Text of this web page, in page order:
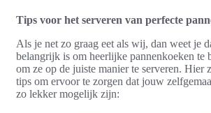
Tips voor het serveren van perfecte
Als je net zo graag eet als wij, dan weet je
belangrijk is om heerlijke pannenkoeken te
om ze op de juiste manier te serveren. Hier
tips om ervoor te zorgen dat jouw
zo lekker mogelijk zijn: